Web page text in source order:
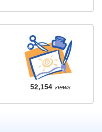
52,154views